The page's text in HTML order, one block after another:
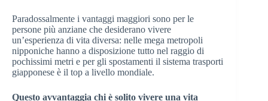
Paradossalmente i vantaggi maggiori sono per le
persone più anziane che desiderano vivere
un’esperienza di vita diversa: nelle mega metropoli
nipponiche hanno a disposizione tutto nel raggio di
pochissimi metri e per gli spostamenti il sistema trasporti
giapponese è il top a livello mondiale.
Questo avvantaggia chi è solito vivere una vita